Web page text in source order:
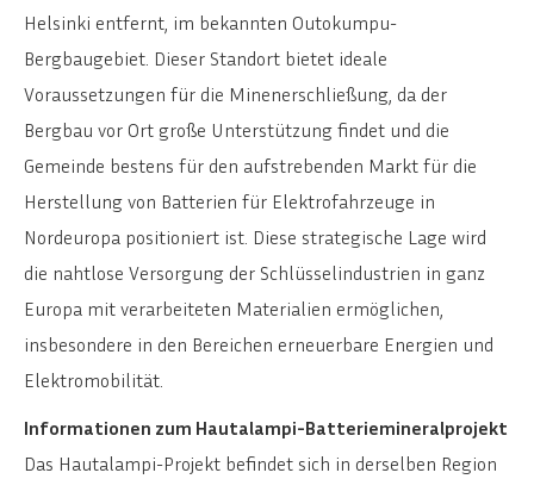
Helsinki entfernt, im bekannten Outokumpu-
Bergbaugebiet. Dieser Standort bietet ideale
Voraussetzungen für die Minenerschließung, da der
Bergbau vor Ort große Unterstützung findet und die
Gemeinde bestens für den aufstrebenden Markt für die
Herstellung von Batterien für Elektrofahrzeuge in
Nordeuropa positioniert ist. Diese strategische Lage wird
die nahtlose Versorgung der Schlüsselindustrien in ganz
Europa mit verarbeiteten Materialien ermöglichen,
insbesondere in den Bereichen erneuerbare Energien und
Elektromobilität.
Informationen zum Hautalampi-Batteriemineralprojekt
Das Hautalampi-Projekt befindet sich in derselben Region